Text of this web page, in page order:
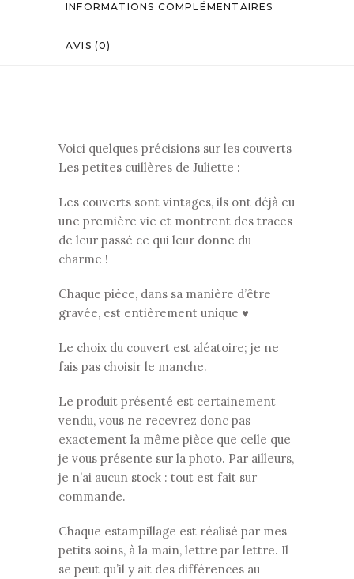
INFORMATIONS COMPLÉMENTAIRES
AVIS (0)
Voici quelques précisions sur les couverts
Les petites cuillères de Juliette :
Les couverts sont vintages, ils ont déjà eu
une première vie et montrent des traces
de leur passé ce qui leur donne du
charme !
Chaque pièce, dans sa manière d’être
gravée, est entièrement unique ♥
Le choix du couvert est aléatoire; je ne
fais pas choisir le manche.
Le produit présenté est certainement
vendu, vous ne recevrez donc pas
exactement la même pièce que celle que
je vous présente sur la photo. Par ailleurs,
je n’ai aucun stock : tout est fait sur
commande.
Chaque estampillage est réalisé par mes
petits soins, à la main, lettre par lettre. Il
se peut qu’il y ait des différences au